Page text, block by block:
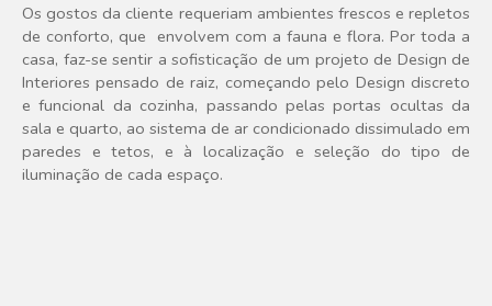
Os gostos da cliente requeriam ambientes frescos e repletos
de conforto, que envolvem com a fauna e flora. Por toda a
casa, faz-se sentir a sofisticação de um projeto de Design de
Interiores pensado de raiz, começando pelo Design discreto
e funcional da cozinha, passando pelas portas ocultas da
sala e quarto, ao sistema de ar condicionado dissimulado em
paredes e tetos, e à localização e seleção do tipo de
iluminação de cada espaço.